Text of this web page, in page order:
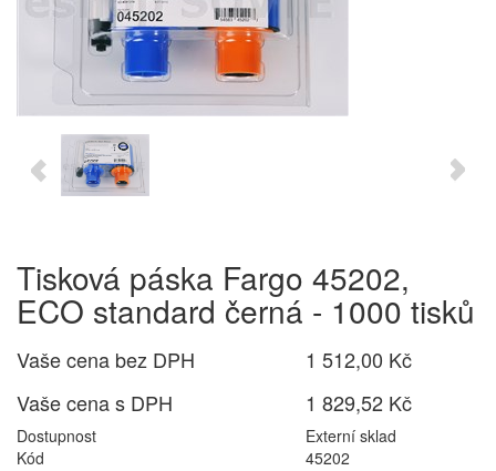
Tisková páska Fargo 45202,
ECO standard černá - 1000 tisků
Vaše cena bez DPH
1 512,00 Kč
Vaše cena s DPH
1 829,52 Kč
Dostupnost
Externí sklad
Kód
45202